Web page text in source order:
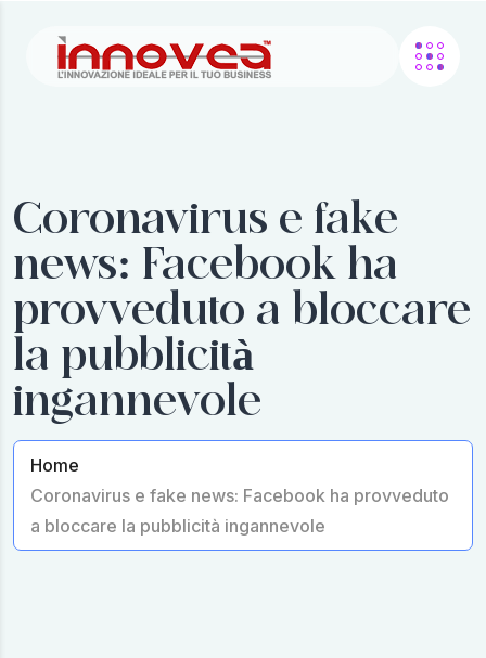
Coronavirus e fake
news: Facebook ha
provveduto a bloccare
la pubblicità
ingannevole
Home
Coronavirus e fake news: Facebook ha provveduto
a bloccare la pubblicità ingannevole